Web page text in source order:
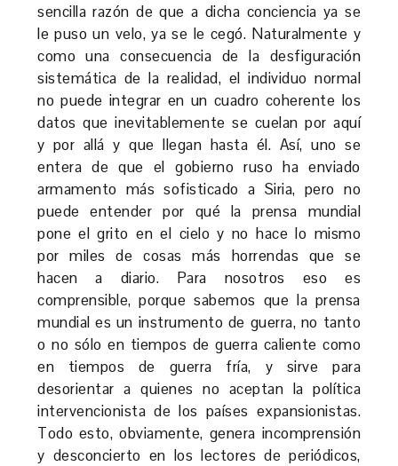
sencilla razón de que a dicha conciencia ya se
le puso un velo, ya se le cegó. Naturalmente y
como una consecuencia de la desfiguración
sistemática de la realidad, el individuo normal
no puede integrar en un cuadro coherente los
datos que inevitablemente se cuelan por aquí
y por allá y que llegan hasta él. Así, uno se
entera de que el gobierno ruso ha enviado
armamento más sofisticado a Siria, pero no
puede entender por qué la prensa mundial
pone el grito en el cielo y no hace lo mismo
por miles de cosas más horrendas que se
hacen a diario. Para nosotros eso es
comprensible, porque sabemos que la prensa
mundial es un instrumento de guerra, no tanto
o no sólo en tiempos de guerra caliente como
en tiempos de guerra fría, y sirve para
desorientar a quienes no aceptan la política
intervencionista de los países expansionistas.
Todo esto, obviamente, genera incomprensión
y desconcierto en los lectores de periódicos,